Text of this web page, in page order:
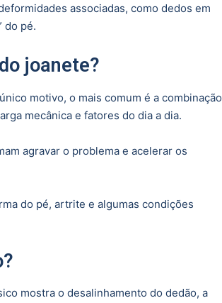
associadas, como dedos em
do pé.
joanete?
motivo, o mais comum é a combinação
mecânica e fatores do dia a dia.
agravar o problema e acelerar os
do pé, artrite e algumas condições
mostra o desalinhamento do dedão, a